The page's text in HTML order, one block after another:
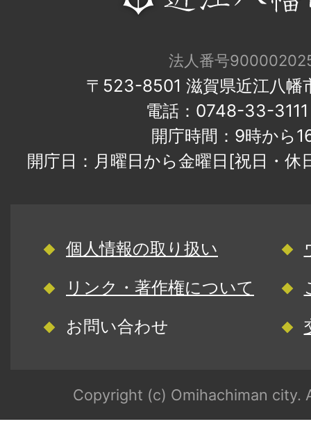
法人番号
〒523-8501 滋賀県近江八幡
電話：0748-33-
開庁時間：9時から
開庁日：月曜日から金曜日[祝日・
個人情報の取り扱い
リンク・著作権について
お問い合わせ
Copyright (c) Omihachiman city.